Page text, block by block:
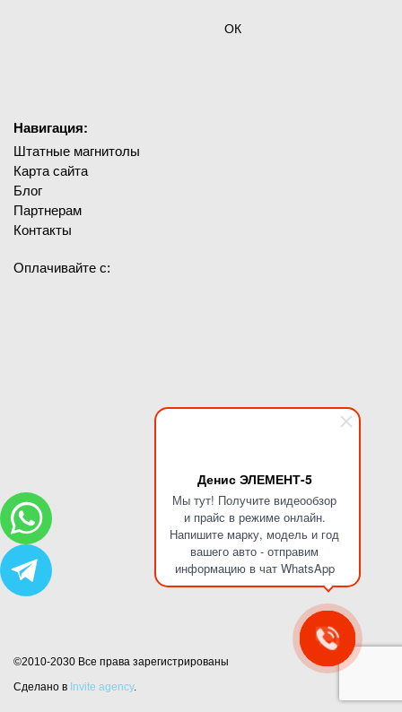
Денис ЭЛЕМЕНТ-5
Мы тут! Получите видеообзор
и прайс в режиме онлайн.
Напишите марку, модель и год
вашего авто - отправим
информацию в чат WhatsApp
ОК
Навигация:
Штатные магнитолы
Карта сайта
Блог
Партнерам
Контакты
Оплачивайте с:
©2010-2030 Все права зарегистрированы
Сделано в Invite agency.